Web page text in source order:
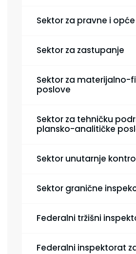
Sektor za pravne i
Sektor za zastupanje
Sektor za materijalno-
poslove
Sektor za tehničku
plansko-analitičke
Sektor unutarnje
Sektor granične
Federalni tržišni
Federalni inspektorat